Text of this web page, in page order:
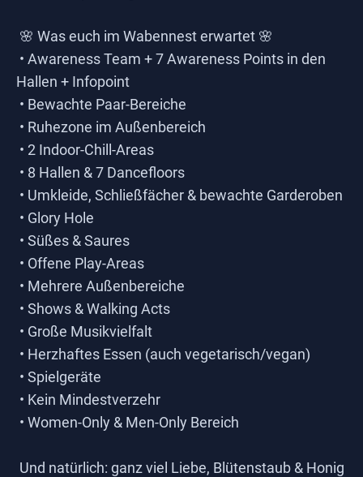
🌸 Was euch im Wabennest erwartet 🌸
• Awareness Team + 7 Awareness Points in den
Hallen + Infopoint
• Bewachte Paar-Bereiche
• Ruhezone im Außenbereich
• 2 Indoor-Chill-Areas
• 8 Hallen & 7 Dancefloors
• Umkleide, Schließfächer & bewachte Garderoben
• Glory Hole
• Süßes & Saures
• Offene Play-Areas
• Mehrere Außenbereiche
• Shows & Walking Acts
• Große Musikvielfalt
• Herzhaftes Essen (auch vegetarisch/vegan)
• Spielgeräte
• Kein Mindestverzehr
• Women-Only & Men-Only Bereich
Und natürlich: ganz viel Liebe, Blütenstaub & Honig